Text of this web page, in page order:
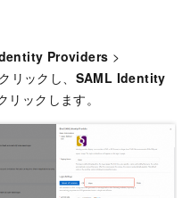
Providers >
リックし、 SAML Identity
リックします。